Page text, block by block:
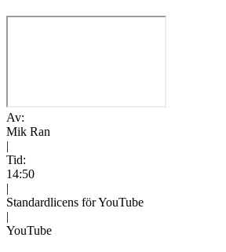
Av:
Mik Ran
|
Tid:
14:50
|
Standardlicens för YouTube
|
YouTube